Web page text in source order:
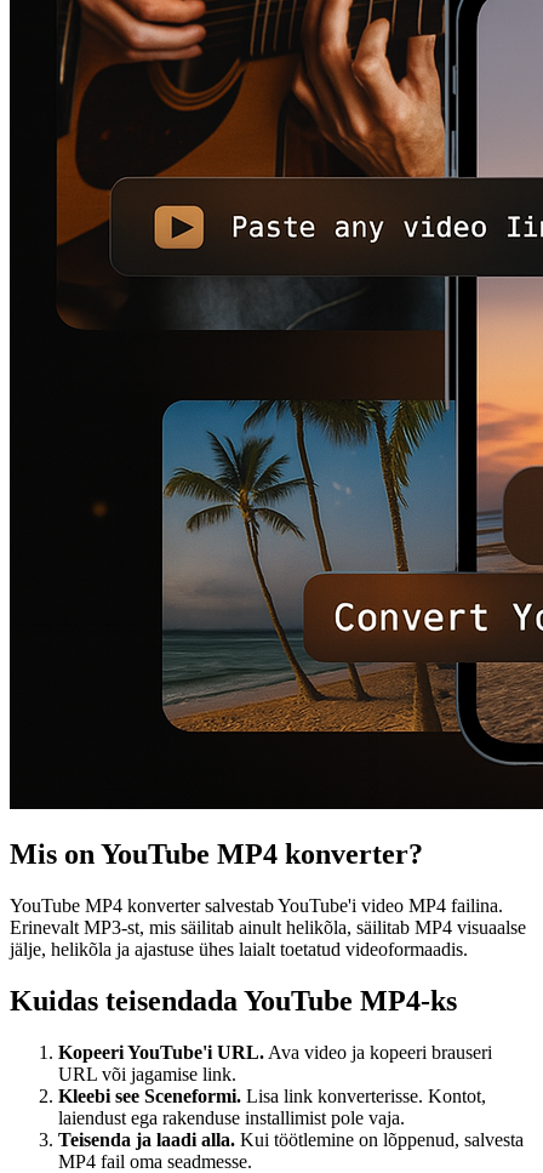
Mis on YouTube MP4 konverter?
YouTube MP4 konverter salvestab YouTube'i video MP4 failina.
Erinevalt MP3-st, mis säilitab ainult helikõla, säilitab MP4 visuaalse
jälje, helikõla ja ajastuse ühes laialt toetatud videoformaadis.
Kuidas teisendada YouTube MP4-ks
Kopeeri YouTube'i URL. Ava video ja kopeeri brauseri
URL või jagamise link.
Kleebi see Sceneformi. Lisa link konverterisse. Kontot,
laiendust ega rakenduse installimist pole vaja.
Teisenda ja laadi alla. Kui töötlemine on lõppenud, salvesta
MP4 fail oma seadmesse.